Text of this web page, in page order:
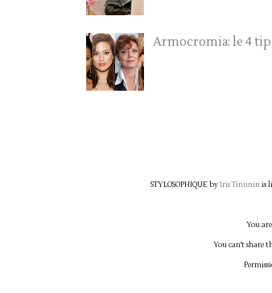
Armocromia: le 4
STYLOSOPHIQUEbyIris Tinuninis
You
You can't share